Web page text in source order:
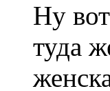
Ну
туда